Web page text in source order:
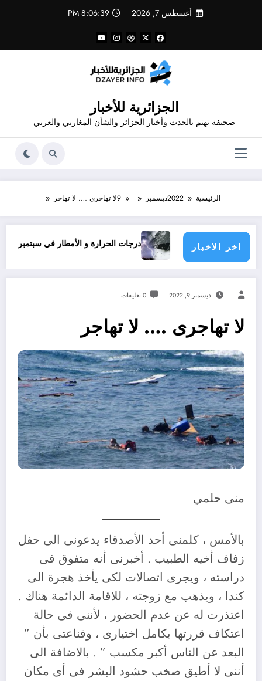
أغسطس 7, 2026 8:06:40 PM
الجزائرية للأخبار
صحيفة تهتم بالحدث وأخبار الجزائر والشأن المغاربي والعربي
الرئيسية 2022ديسمبر 9لا تهاجرى …. لا تهاجر
اخر الاخبار درجات الحرارة و الأمطار في سبتمبر 2026 في الجزائر
ديسمبر 9, 2022 0 تعليقات
لا تهاجرى …. لا تهاجر
منى حلمي
بالأمس ، كلمنى أحد الأصدقاء يدعونى الى حفل
زفاف أخيه الطبيب . أخبرنى أنه متفوق فى
دراسته ، ويجرى اتصالات لكى يأخذ هجرة الى
كندا ، ويذهب مع زوجته ، للاقامة الدائمة هناك .
اعتذرت له عن عدم الحضور ، لأننى فى حالة
اعتكاف قررتها بكامل اختيارى ، وقناعتى بأن ”
البعد عن الناس أكبر مكسب ” . بالاضافة الى
أننى لا أطيق صخب حشود البشر فى أى مكان